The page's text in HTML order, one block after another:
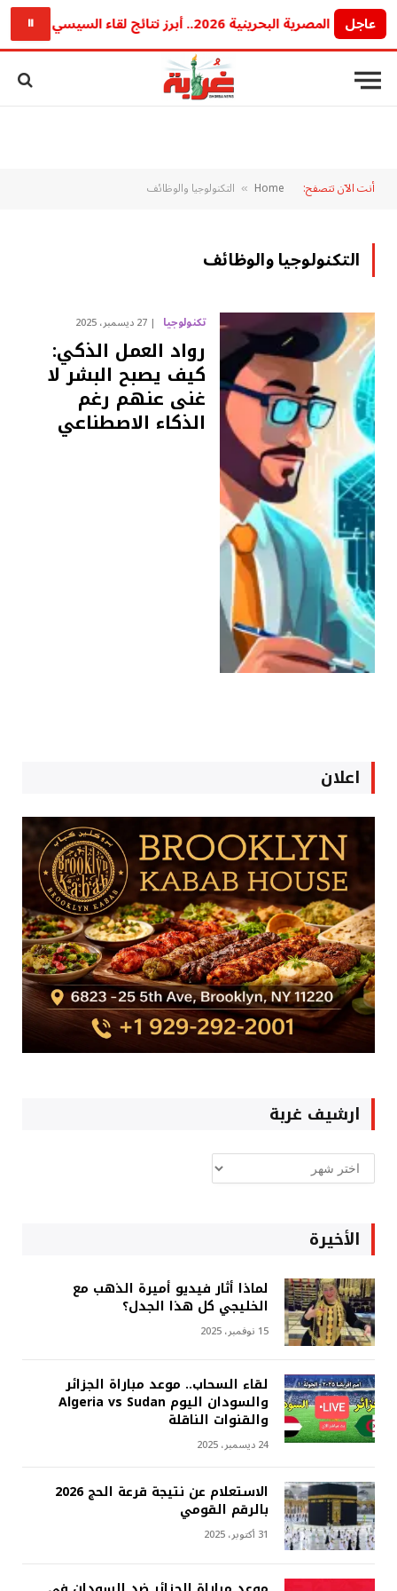
عاجل
القمة المصرية البحرينية 2026.. أبرز نتائج لقاء السيسي وملك البحرين بشأن غزة والأمن الإقليمي ورسائل مهمة للمنطقة ⏸
أنت الآن تتصفح: Home
» التكنولوجيا والوظائف
التكنولوجيا والوظائف
تكنولوجيا 27 ديسمبر، 2025
رواد العمل الذكي:
كيف يصبح البشر لا
غنى عنهم رغم
الذكاء الاصطناعي
اعلان
ارشيف غربة
ارشيف
غربة
الأخيرة
لماذا أثار فيديو أميرة الذهب مع
الخليجي كل هذا الجدل؟
15 نوفمبر، 2025
لقاء السحاب.. موعد مباراة الجزائر
والسودان اليوم Algeria vs Sudan
والقنوات الناقلة
24 ديسمبر، 2025
الاستعلام عن نتيجة قرعة الحج 2026
بالرقم القومي
31 أكتوبر، 2025